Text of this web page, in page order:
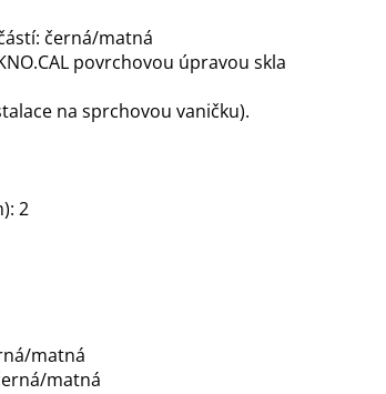
černá/matná
povrchovou úpravou skla
na sprchovou vaničku).
2
matná
matná